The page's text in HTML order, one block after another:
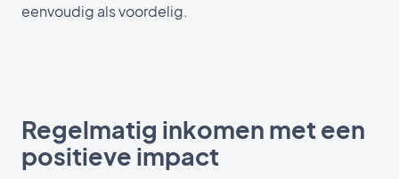
eenvoudig als voordelig.
Regelmatig inkomen met een
positieve impact